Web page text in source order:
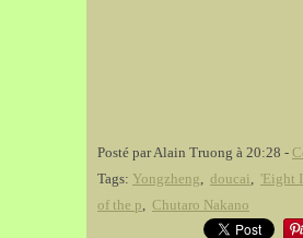
Posté par Alain Truong à 20:28 -
Tags: Yongzheng, doucai, 'Eight
of the p, Chutaro Nakano